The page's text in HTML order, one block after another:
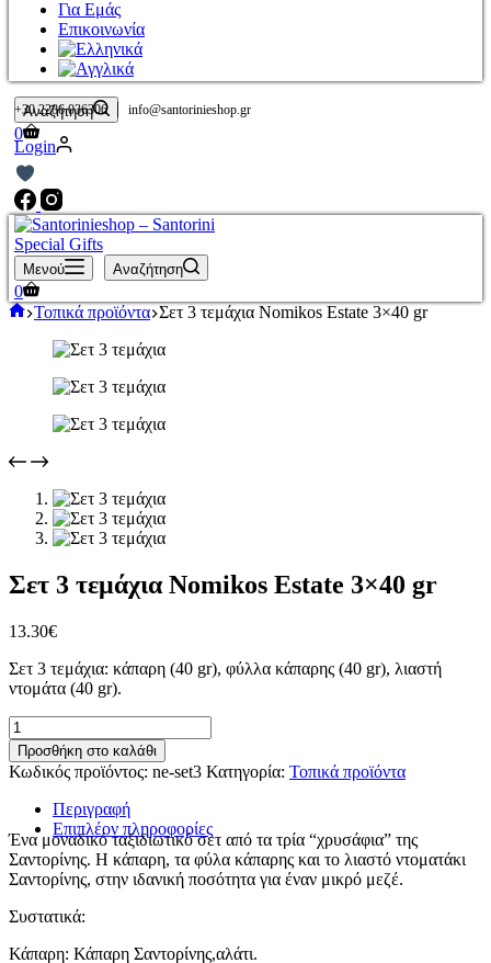
Για Εμάς
Επικοινωνία
Αναζήτηση
Καλάθι
Αγορών
0
+30 2286 036306| info@santorinieshop.gr
Login
Μενού Αναζήτηση
Καλάθι
Αγορών
0
Αρχική
Τοπικά προϊόντα Σετ 3 τεμάχια Nomikos Estate 3×40 gr
Σετ 3 τεμάχια Nomikos Estate 3×40 gr
13.30€
Σετ 3 τεμάχια: κάπαρη (40 gr), φύλλα κάπαρης (40 gr), λιαστή
ντομάτα (40 gr).
Σετ
3
τεμάχια
Nomikos
Estate
3x40
gr
ποσότητα
Προσθήκη στο καλάθι
Κωδικός προϊόντος: ne-set3 Κατηγορία: Τοπικά προϊόντα
Περιγραφή
Επιπλέον πληροφορίες
Ένα μοναδικό ταξιδιωτικό σετ από τα τρία “χρυσάφια” της
Σαντορίνης. Η κάπαρη, τα φύλα κάπαρης και το λιαστό ντοματάκι
Σαντορίνης, στην ιδανική ποσότητα για έναν μικρό μεζέ.
Συστατικά:
Κάπαρη: Κάπαρη Σαντορίνης,αλάτι.